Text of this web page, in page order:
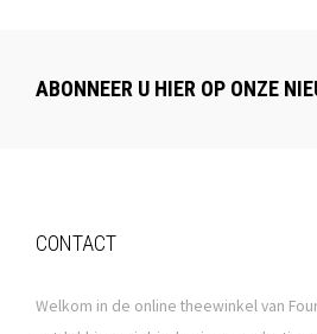
ABONNEER U HIER OP ONZE
CONTACT
Welkom in de online theewinkel van